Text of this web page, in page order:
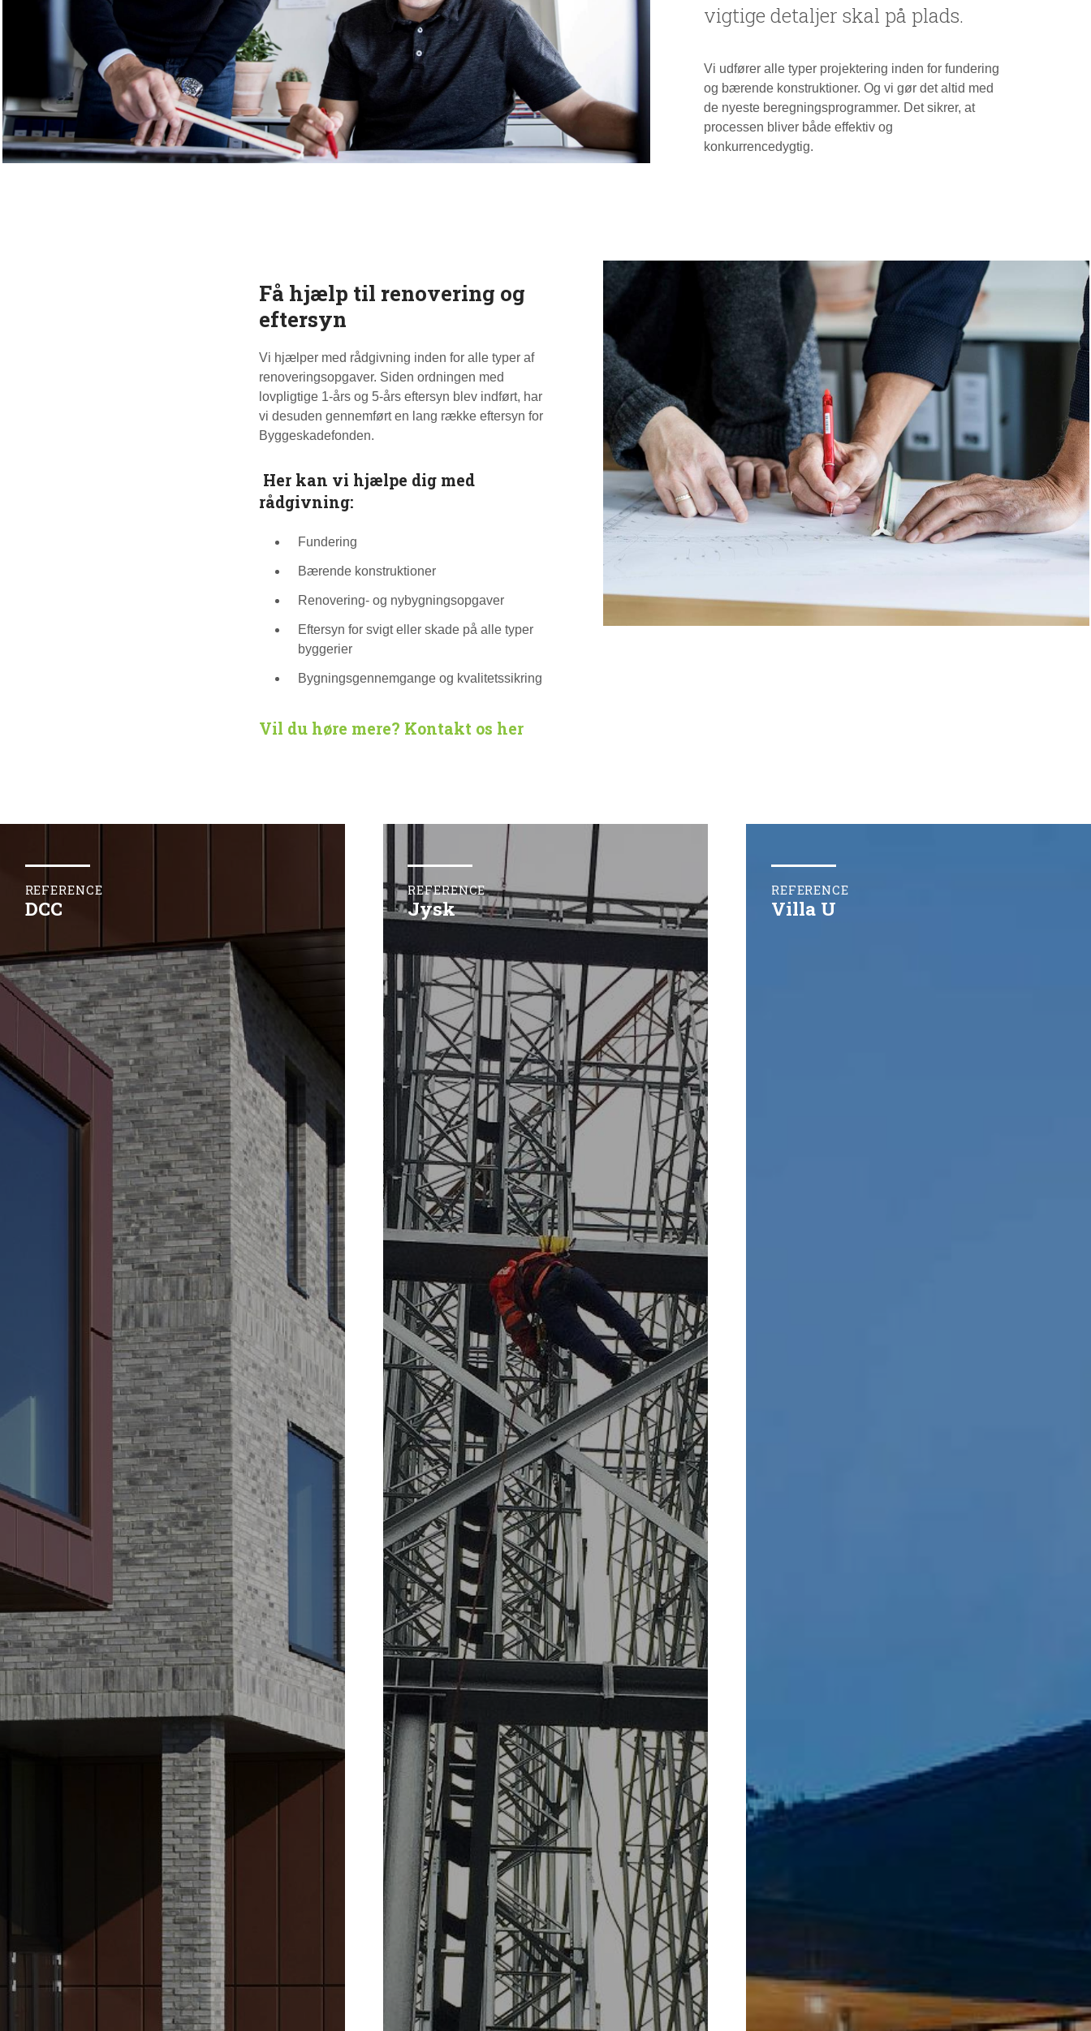
vigtige detaljer skal på plads.
Vi udfører alle typer projektering inden for fundering
og bærende konstruktioner. Og vi gør det altid med
de nyeste beregningsprogrammer. Det sikrer, at
processen bliver både effektiv og
konkurrencedygtig.
Få hjælp til renovering og
eftersyn
Vi hjælper med rådgivning inden for alle typer af
renoveringsopgaver. Siden ordningen med
lovpligtige 1-års og 5-års eftersyn blev indført, har
vi desuden gennemført en lang række eftersyn for
Byggeskadefonden.
Her kan vi hjælpe dig med
rådgivning:
Fundering
Bærende konstruktioner
Renovering- og nybygningsopgaver
Eftersyn for svigt eller skade på alle typer
byggerier
Bygningsgennemgange og kvalitetssikring
Vil du høre mere? Kontakt os her
REFERENCE
DCC
REFERENCE
Jysk
REFERENCE
Villa U